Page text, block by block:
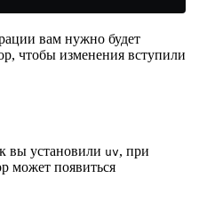
вам нужно будет
чтобы изменения вступили
вы установили uv, при
может появиться